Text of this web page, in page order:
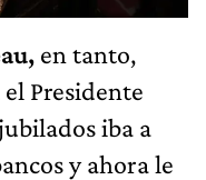
en tanto,
Presidente
iba a
y ahora le